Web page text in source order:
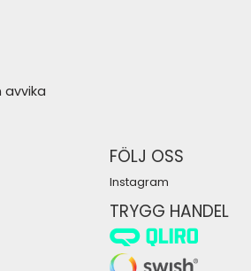
avvika
FÖLJ OSS
Instagram
TRYGG HANDEL